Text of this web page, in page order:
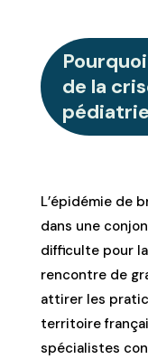
de la
L’épidémie de
dans une
difficulte pour
rencontre de
attirer les
territoire
spécialistes